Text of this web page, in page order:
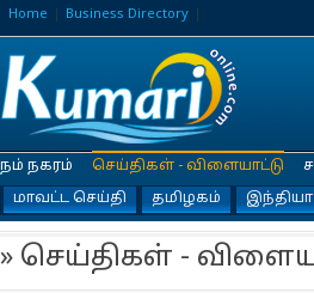
Home Business Directory
நம் நகரம்
செய்திகள் - விளையாட்டு
மாவட்ட செய்தி
தமிழகம் இந்தியா
» செய்திகள் -